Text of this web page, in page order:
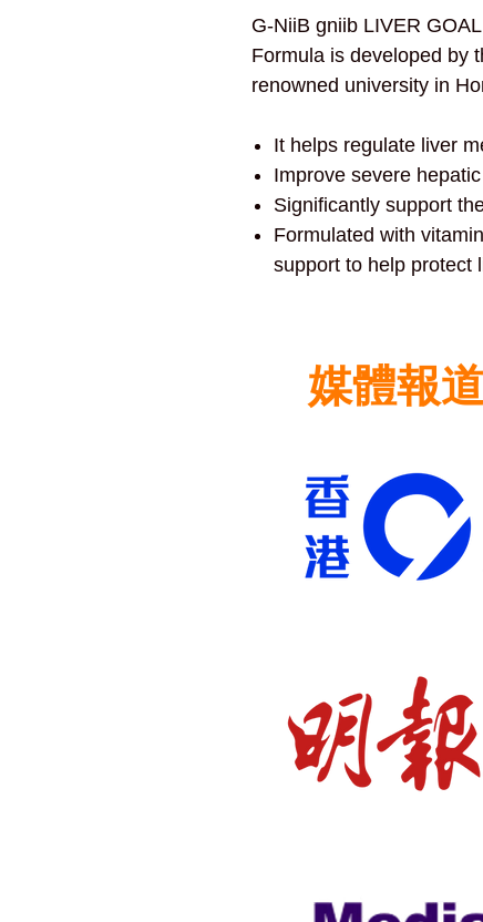
G-NiiB gniib LIVER
Formula is developed by
renowned university in
It helps regulate liver
Improve severe
Significantly support
Formulated with
support to help protect
媒體報道